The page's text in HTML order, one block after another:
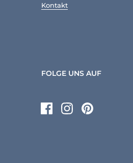
Kontakt
FOLGE UNS AUF
FacebookInstagramPinterest